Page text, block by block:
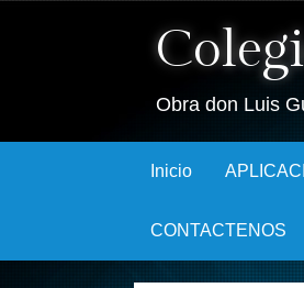
Obra don Luis
Skip to content
Inicio
CONTACTENOS